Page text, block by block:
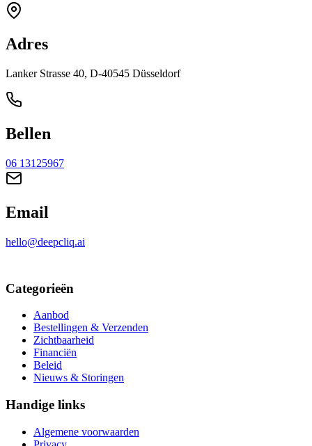
Adres
Lanker Strasse 40, D-40545 Düsseldorf
Bellen
06 13125967
Email
hello@deepcliq.ai
Categorieën
Aanbod
Bestellingen & Verzenden
Zichtbaarheid
Financiën
Beleid
Nieuws & Storingen
Handige links
Algemene voorwaarden